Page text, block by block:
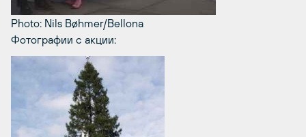
Photo: Nils Bøhmer/Bellona
Фотографии с акции: